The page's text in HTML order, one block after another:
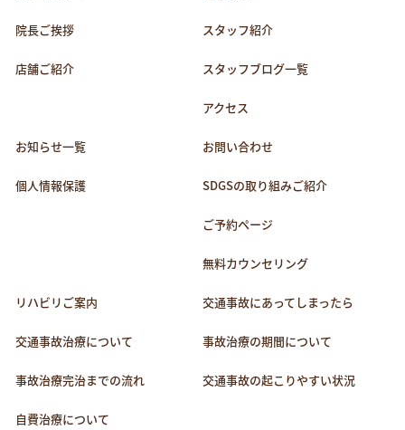
院長ご挨拶
店舗ご紹介
スタッフ紹介
スタッフブログ一覧
アクセス
お知らせ一覧
個人情報保護
お問い合わせ
SDGSの取り組みご紹介
ご予約ページ
無料カウンセリング
リハビリご案内
交通事故治療について
事故治療完治までの流れ
自費治療について
交通事故にあってしまったら
事故治療の期間について
交通事故の起こりやすい状況